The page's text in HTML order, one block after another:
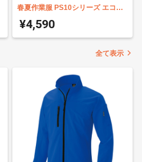
春夏作業服 PS10シリーズ エコマ
ーク認定商品 帯電防止 半袖ポロシ
ャツ
¥4,590
全て表示